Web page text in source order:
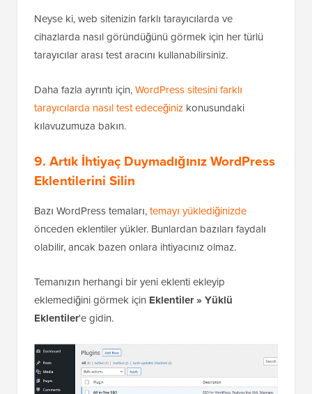
Neyse ki, web sitenizin farklı tarayıcılarda ve
cihazlarda nasıl göründüğünü görmek için her türlü
tarayıcılar arası test aracını kullanabilirsiniz.
Daha fazla ayrıntı için,WordPress sitesini farklı
tarayıcılarda nasıl test edeceğiniz konusundaki
kılavuzumuza bakın.
9. Artık İhtiyaç Duymadığınız WordPress
Eklentilerini Silin
Bazı WordPress temaları,temayı yüklediğinizde
önceden eklentiler yükler. Bunlardan bazıları faydalı
olabilir, ancak bazen onlara ihtiyacınız olmaz.
Temanızın herhangi bir yeni eklenti ekleyip
eklemediğini görmek için Eklentiler » Yüklü
Eklentiler'e gidin.